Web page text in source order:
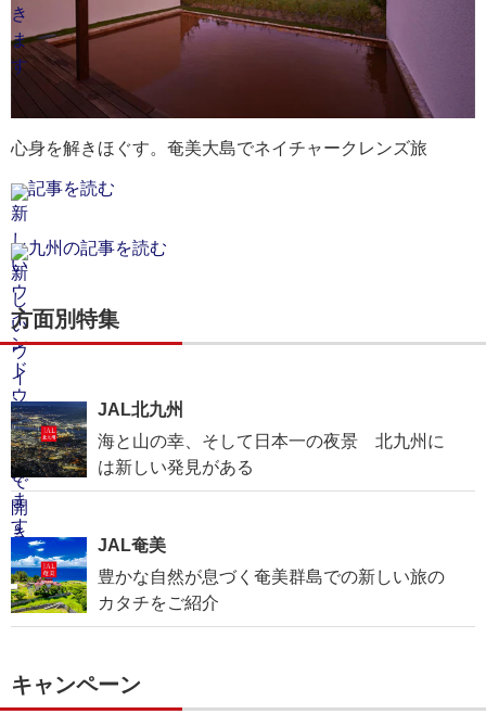
心身を解きほぐす。奄美大島でネイチャークレンズ旅
記事を読む
九州の記事を読む
方面別特集
JAL北九州
海と山の幸、そして日本一の夜景 北九州に
は新しい発見がある
JAL奄美
豊かな自然が息づく奄美群島での新しい旅の
カタチをご紹介
キャンペーン